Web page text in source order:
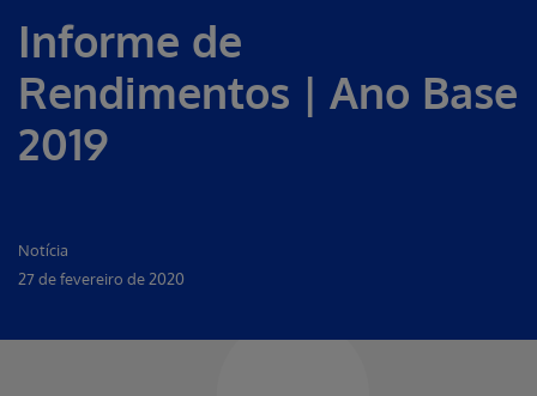
Informe de
Rendimentos | Ano Base
2019
Notícia
27 de fevereiro de 2020